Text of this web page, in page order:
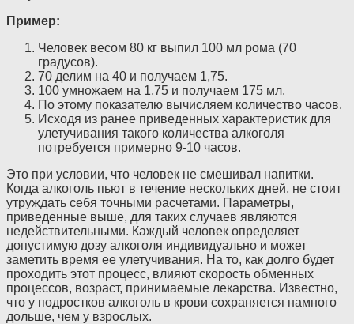
Пример:
Человек весом 80 кг выпил 100 мл рома (70
градусов).
70 делим на 40 и получаем 1,75.
100 умножаем на 1,75 и получаем 175 мл.
По этому показателю вычисляем количество часов.
Исходя из ранее приведенных характеристик для
улетучивания такого количества алкоголя
потребуется примерно 9-10 часов.
Это при условии, что человек не смешивал напитки.
Когда алкоголь пьют в течение нескольких дней, не стоит
утруждать себя точными расчетами. Параметры,
приведенные выше, для таких случаев являются
недействительными. Каждый человек определяет
допустимую дозу алкоголя индивидуально и может
заметить время ее улетучивания. На то, как долго будет
проходить этот процесс, влияют скорость обменных
процессов, возраст, принимаемые лекарства. Известно,
что у подростков алкоголь в крови сохраняется намного
дольше, чем у взрослых.